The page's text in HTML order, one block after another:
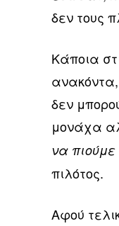
δεν τους
Κάποια
δεν
μονάχα
να
πιλότος.
Αφού